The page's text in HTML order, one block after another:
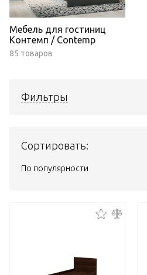
Мебель для гостиниц
Контемп / Contemp
85 товаров
Фильтры
Сортировать:
По популярности